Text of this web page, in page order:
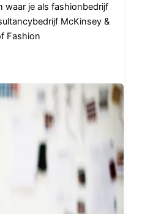
waar je als fashionbedrijf
McKinsey &
Fashion